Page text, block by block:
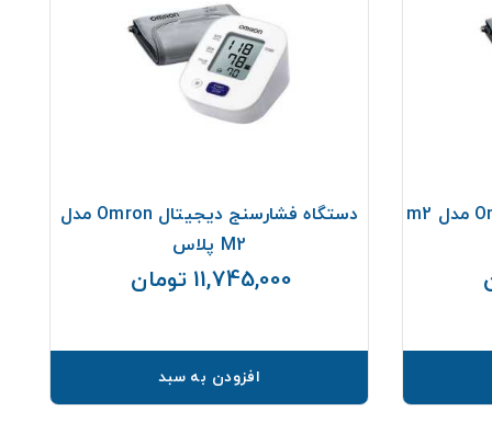
دستگاه فشارخون بازویی Omron مدل m2
دستگاه فشارسنج دیجیتال Omron مدل
M2 پلاس
11,745,000 تومان
افزودن به سبد